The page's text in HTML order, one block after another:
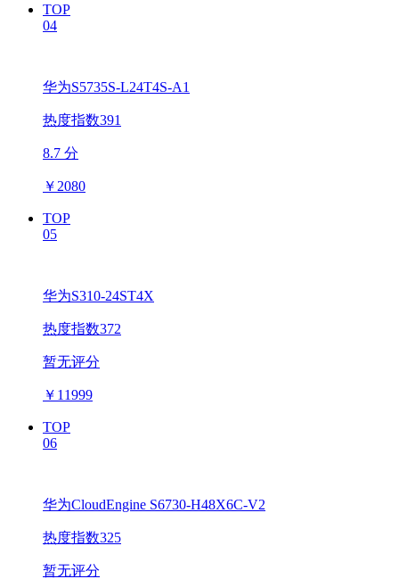
TOP
04
华为S5735S-L24T4S-A1
热度指数391
8.7 分
￥ 2080
TOP
05
华为S310-24ST4X
热度指数372
暂无评分
￥ 11999
TOP
06
华为CloudEngine S6730-H48X6C-V2
热度指数325
暂无评分